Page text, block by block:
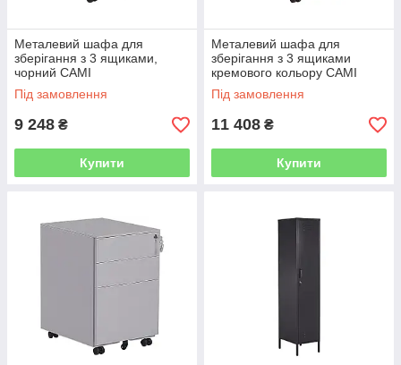
Металевий шафа для
зберігання з 3 ящиками,
чорний CAMI
Під замовлення
9 248 ₴
Купити
Металевий шафа для
зберігання з 3 ящиками
кремового кольору CAMI
Під замовлення
11 408 ₴
Купити